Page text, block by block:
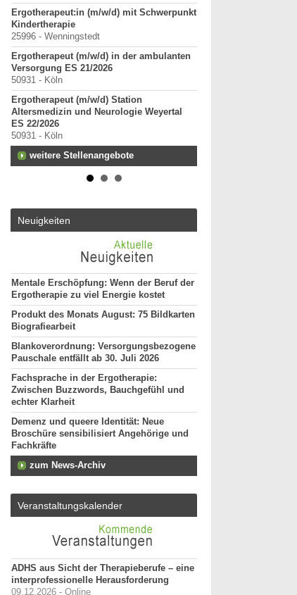
Ergotherapeut:in (m/w/d) mit Schwerpunkt
Kindertherapie
25996 - Wenningstedt
Ergotherapeut (m/w/d) in der ambulanten
Versorgung ES 21/2026
50931 - Köln
Ergotherapeut (m/w/d) Station
Altersmedizin und Neurologie Weyertal
ES 22/2026
50931 - Köln
weitere Stellenangebote
Neuigkeiten
Mentale Erschöpfung: Wenn der Beruf der
Ergotherapie zu viel Energie kostet
Produkt des Monats August: 75 Bildkarten
Biografiearbeit
Blankoverordnung: Versorgungsbezogene
Pauschale entfällt ab 30. Juli 2026
Fachsprache in der Ergotherapie:
Zwischen Buzzwords, Bauchgefühl und
echter Klarheit
Demenz und queere Identität: Neue
Broschüre sensibilisiert Angehörige und
Fachkräfte
zum News-Archiv
Veranstaltungskalender
ADHS aus Sicht der Therapieberufe – eine
interprofessionelle Herausforderung
09.12.2026 - Online